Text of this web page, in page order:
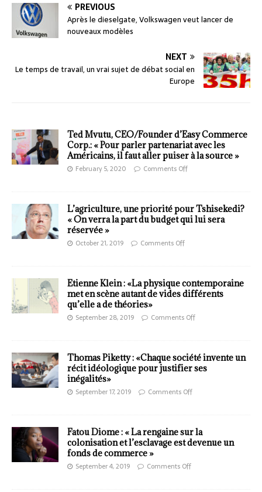
PREVIOUS
Après le dieselgate, Volkswagen veut lancer de
nouveaux modèles
NEXT
Le temps de travail, un vrai sujet de débat social en
Europe
Ted Mvutu, CEO/Founder d’Easy Commerce
Corp.: « Pour parler partenariat avec les
Américains, il faut aller puiser à la source »
February 5, 2020 Comments Off
L’agriculture, une priorité pour Tshisekedi?
« On verra la part du budget qui lui sera
réservée »
October 21, 2019 Comments Off
Etienne Klein : «La physique contemporaine
met en scène autant de vides différents
qu’elle a de théories»
September 28, 2019 Comments Off
Thomas Piketty : «Chaque société invente un
récit idéologique pour justifier ses
inégalités»
September 17, 2019 Comments Off
Fatou Diome : « La rengaine sur la
colonisation et l’esclavage est devenue un
fonds de commerce »
September 4, 2019 Comments Off